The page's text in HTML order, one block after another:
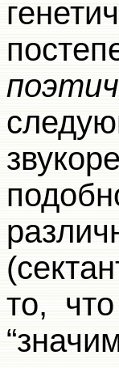
то,